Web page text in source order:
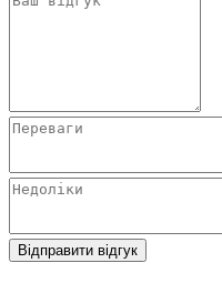
Відправити відгук